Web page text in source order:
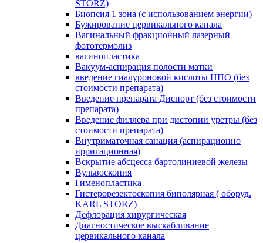
STORZ)
Биопсия 1 зона (с использованием энергии)
Бужирование цервикального канала
Вагинальный фракционный лазерный
фототермолиз
вагинопластика
Вакуум-аспирация полости матки
введение гиалуроновой кислоты НПО (без
стоимости препарата)
Введение препарата Диспорт (без стоимости
препарата)
Введение филлера при дистопии уретры (без
стоимости препарата)
Внутриматочная санация (аспирационно
ирригационная)
Вскрытие абсцесса бартолиниевой железы
Вульвоскопия
Гименопластика
Гистерорезектоскопия биполярная ( оборуд.
KARL STORZ)
Дефлорация хирургическая
Диагностическое выскабливание
цервикального канала